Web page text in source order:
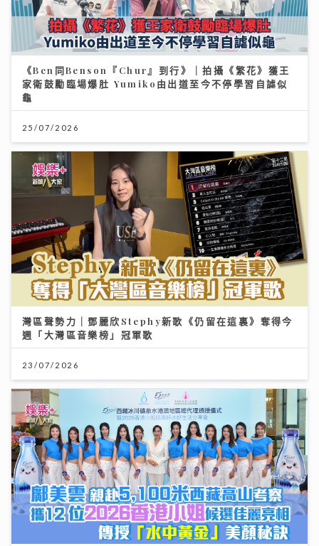
《Ben同Benson『Chur』到行》｜拍攝《繁花》獲王
家衛鼓勵臨場爆肚 Yumiko由出道至今不停學習自謔似
龜
25/07/2026
灣區聲勢力｜鄧麗欣Stephy新歌《仍留在這裏》奪得今
週「大灣區音樂榜」冠軍歌
23/07/2026